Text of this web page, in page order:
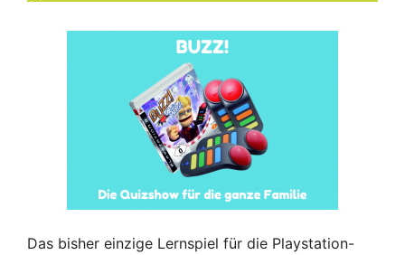
Das bisher einzige Lernspiel für die Playstation-